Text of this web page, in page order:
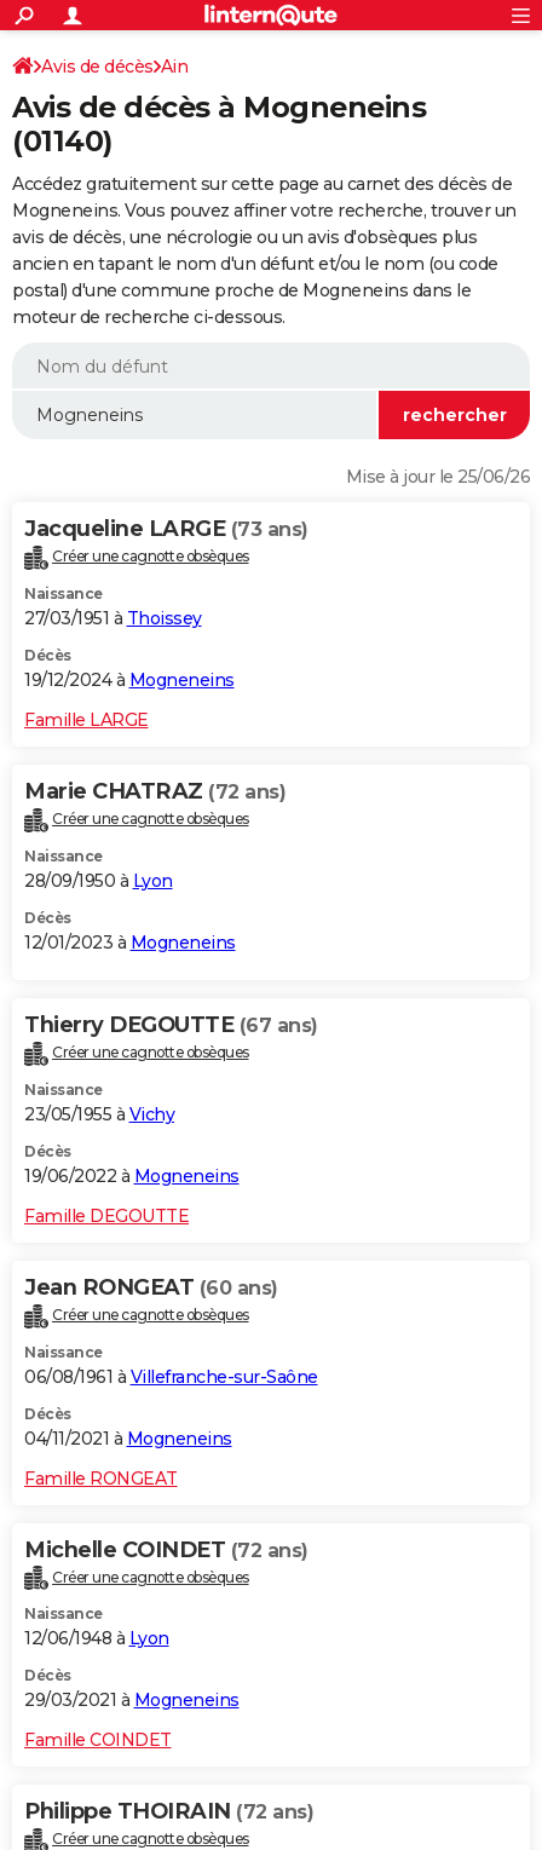
ACTUALITÉS
Politique
Société
Faits Divers
Education
Monde
Villes
+
SPORT
Coupe du monde 2026
Football
Tennis
Cyclisme
Rugby
Forum
FINANCE
Retraite
Impôts
Epargne
Immobilier
Risques naturels par ville
Banque
Assurance
Crédit
AUTO
Essais
Réserver un essai
Citadines
Berlines
SUV
Forum auto
+
HIGH-TECH
Mobiles
Meilleur smartphone
Internet
Ordinateurs
Jeux vidéo
Guide high-tech
+BRICOLAGE
Forum
Aménagement intérieur
Extérieur
Cuisine
Salle de bains
Jardinage
Rangement
WEEK-END
Guides de France
Escapades
Patrimoine
Expositions
Musées
Week-end nature
LIFESTYLE
Alimentation
Guide de la santé
Maladies
Médicaments
Sommeil
VOYAGE
Destinations
City break
Voyage nature
Voyage de noces
Forum
Climat
+PHOTO
GUIDES D'ACHAT
BONS PLANS
CARTE DE VOEUX
Dictionnaire
Biographies
Citations
Expressions
Proverbes
PROGRAMME TV
COPAINS D'AVANT
S'inscrire
Se connecter
Lycées
Collèges
Primaires
Universités
Entreprises
Service militaire
Avis de recherche
AVIS DE DÉCÈS
Avis de décès Ain
Avis de décès à Mogneneins
(01140)
Accédez gratuitement sur cette page au carnet des décès de
Mogneneins. Vous pouvez affiner votre recherche, trouver un
avis de décès, une nécrologie ou un avis d'obsèques plus
ancien en tapant le nom d'un défunt et/ou le nom (ou code
postal) d'une commune proche de Mogneneins dans le
moteur de recherche ci-dessous.
Mise à jour le 25/06/26
Jacqueline LARGE (73 ans)
Créer une cagnotte obsèques
Naissance
27/03/1951 à Thoissey
Décès
19/12/2024 à Mogneneins
Famille LARGE
Marie CHATRAZ (72 ans)
Créer une cagnotte obsèques
Naissance
28/09/1950 à Lyon
Décès
12/01/2023 à Mogneneins
Thierry DEGOUTTE (67 ans)
Créer une cagnotte obsèques
Naissance
23/05/1955 à Vichy
Décès
19/06/2022 à Mogneneins
Famille DEGOUTTE
Jean RONGEAT (60 ans)
Créer une cagnotte obsèques
Naissance
06/08/1961 à Villefranche-sur-Saône
Décès
04/11/2021 à Mogneneins
Famille RONGEAT
Michelle COINDET (72 ans)
Créer une cagnotte obsèques
Naissance
12/06/1948 à Lyon
Décès
29/03/2021 à Mogneneins
Famille COINDET
Philippe THOIRAIN (72 ans)
Créer une cagnotte obsèques